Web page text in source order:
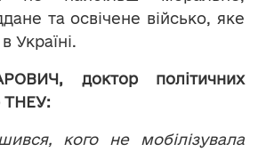
та освічене військо, яке
Україні.
доктор політичних
ТНЕУ:
кого не мобілізувала